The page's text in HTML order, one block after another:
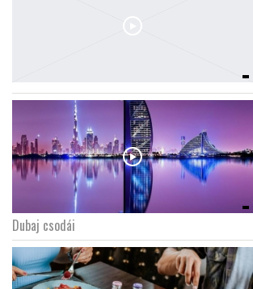
LINKTR.EE
GLOBOZSARU
DOBRAVERO.HU
LATIMO.HU
Dubaj csodái